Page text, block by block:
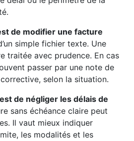
de modifier une facture
simple fichier texte. Une
traitée avec prudence. En cas
passer par une note de
selon la situation.
de négliger les délais de
sans échéance claire peut
Il vaut mieux indiquer
les modalités et les